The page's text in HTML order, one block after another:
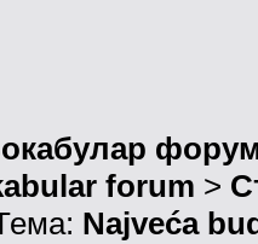
forum >
Najveća